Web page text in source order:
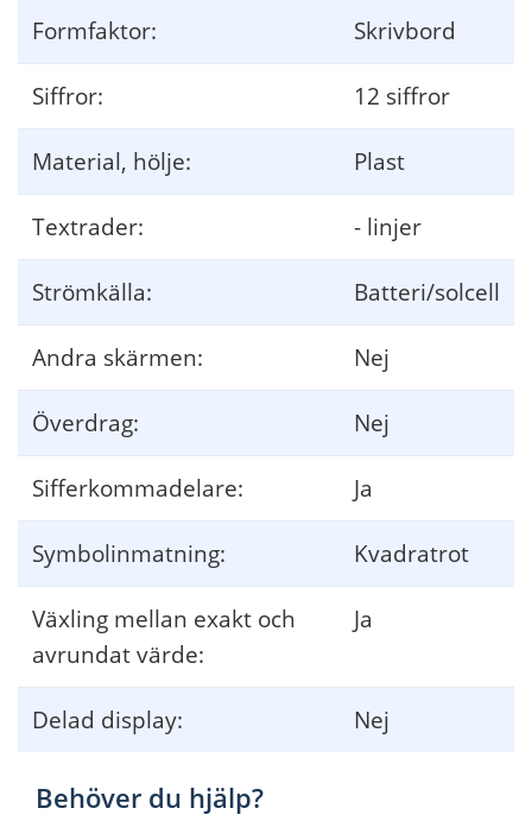
Formfaktor: Skrivbord
Siffror: 12 siffror
Material, hölje: Plast
Textrader: - linjer
Strömkälla: Batteri/solcell
Andra skärmen: Nej
Överdrag: Nej
Sifferkommadelare: Ja
Symbolinmatning: Kvadratrot
Växling mellan exakt och
avrundat värde:
Ja
Delad display: Nej
Behöver du hjälp?